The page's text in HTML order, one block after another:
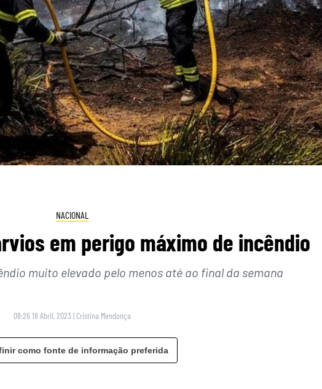
NACIONAL
em perigo máximo de incêndio
muito elevado pelo menos até ao final da semana
08:26 18 Abril, 2023 | Cristina Mendonça
como fonte de informação preferida